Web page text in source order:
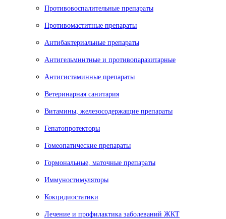
Противовоспалительные препараты
Противомаститные препараты
Антибактериальные препараты
Антигельминтные и противопаразитарные
Антигистаминные препараты
Ветеринарная санитария
Витамины, железосодержащие препараты
Гепатопротекторы
Гомеопатические препараты
Гормональные, маточные препараты
Иммуностимуляторы
Кокцидиостатики
Лечение и профилактика заболеваний ЖКТ